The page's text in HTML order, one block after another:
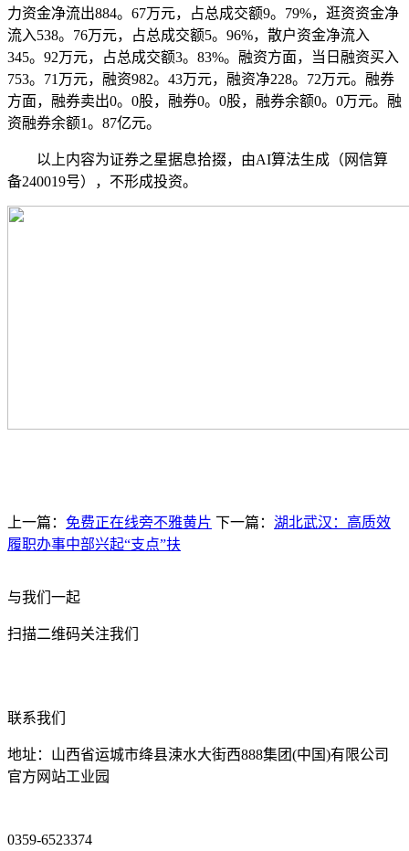
力资金净流出884。67万元，占总成交额9。79%，逛资资金净
流入538。76万元，占总成交额5。96%，散户资金净流入
345。92万元，占总成交额3。83%。融资方面，当日融资买入
753。71万元，融资982。43万元，融资净228。72万元。融券
方面，融券卖出0。0股，融券0。0股，融券余额0。0万元。融
资融券余额1。87亿元。
以上内容为证券之星据息拾掇，由AI算法生成（网信算
备240019号），不形成投资。
上一篇： 免费正在线旁不雅黄片 下一篇： 湖北武汉：高质效
履职办事中部兴起“支点”扶
与我们一起
扫描二维码关注我们
联系我们
地址：山西省运城市绛县涑水大街西888集团(中国)有限公司
官方网站工业园
0359-6523374